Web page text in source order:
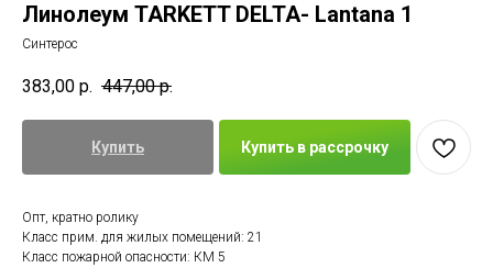
Линолеум TARKETT DELTA- Lantana 1
Синтерос
383,00 р. 447,00 р.
Купить Купить в рассрочку
Опт, кратно ролику
Класс прим. для жилых помещений: 21
Класс пожарной опасности: КМ 5